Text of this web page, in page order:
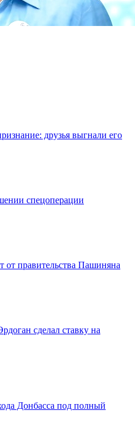
друзья выгнали его
спецоперации
от правительства Пашиняна
сделал ставку на
Донбасса под полный